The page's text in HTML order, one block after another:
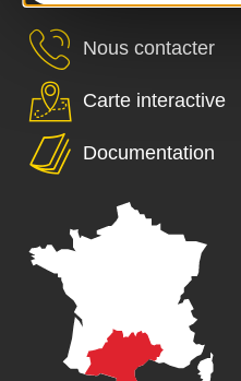
Nous contacter
Carte interactive
Documentation